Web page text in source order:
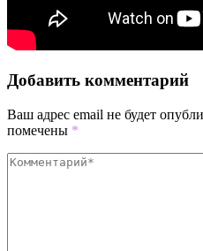
Добавить комментарий
Ваш адрес email не будет
помечены *